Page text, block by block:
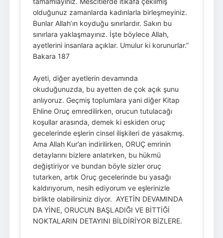
olduğunuz zamanlarda kadınlarla birleşmeyiniz.
Bunlar Allah’ın koyduğu sınırlardır. Sakın bu
sınırlara yaklaşmayınız. İşte böylece Allah,
ayetlerini insanlara açıklar. Umulur ki korunurlar.”
Bakara 187
Ayeti, diğer ayetlerin devamında
okuduğunuzda, bu ayetten de çok açık şunu
anlıyoruz. Geçmiş toplumlara yani diğer Kitap
Ehline Oruç emredilirken, orucun tutulacağı
koşullar arasında, demek ki eskiden oruç
gecelerinde eşlerin cinsel ilişkileri de yasakmış.
Ama Allah Kur’an indirilirken, ORUÇ emrinin
detaylarını bizlere anlatırken, bu hükmü
değiştiriyor ve bundan böyle sizler oruç
tutarken, artık Oruç gecelerinde bu yasağı
kaldırıyorum, nesih ediyorum ve eşlerinizle
birlikte olabilirsiniz diyor. AYETİN DEVAMINDA
DA YİNE, ORUCUN BAŞLADIĞI VE BİTTİĞİ
NOKTALARIN DETAYINI BİLDİRİYOR BİZLERE.